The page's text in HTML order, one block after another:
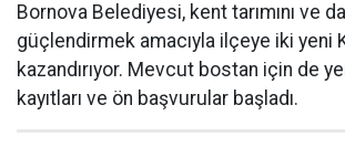
Bornova Belediyesi, kent tarımını ve
güçlendirmek amacıyla ilçeye iki yeni
kazandırıyor. Mevcut bostan için de
kayıtları ve ön başvurular başladı.